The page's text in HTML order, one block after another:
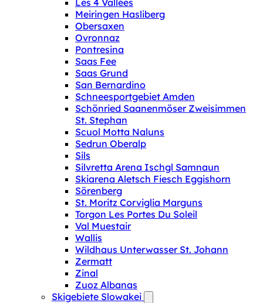
Les 4 Vallées
Meiringen Hasliberg
Obersaxen
Ovronnaz
Pontresina
Saas Fee
Saas Grund
San Bernardino
Schneesportgebiet Amden
Schönried Saanenmöser Zweisimmen
St. Stephan
Scuol Motta Naluns
Sedrun Oberalp
Sils
Silvretta Arena Ischgl Samnaun
Skiarena Aletsch Fiesch Eggishorn
Sörenberg
St. Moritz Corviglia Marguns
Torgon Les Portes Du Soleil
Val Muestair
Wallis
Wildhaus Unterwasser St. Johann
Zermatt
Zinal
Zuoz Albanas
Skigebiete Slowakei